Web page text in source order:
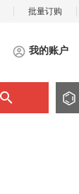
批量订购
我的账户